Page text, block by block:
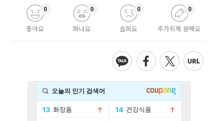
좋아요
0
화나요
0
슬퍼요
0
추가취재 원해요
0